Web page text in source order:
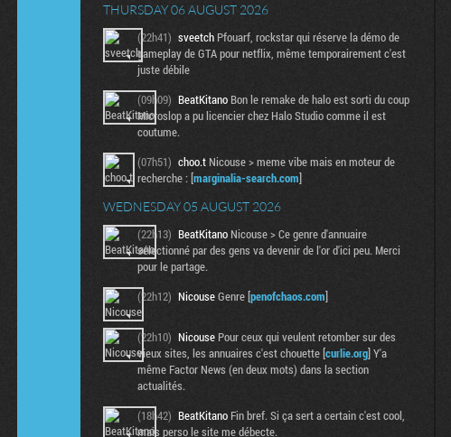
THURSDAY 06 AUGUST 2026
(22h41) sveetch Pfouarf, rockstar qui réserve la démo de
gameplay de GTA pour netflix, même temporairement c'est
juste débile
(09h09) BeatKitano Bon le remake de halo est sorti du coup
Microslop a pu licencier chez Halo Studio comme il est
coutume.
(07h51) choo.t Nicouse > meme vibe mais en moteur de
recherche : [marginalia-search.com]
WEDNESDAY 05 AUGUST 2026
(22h13) BeatKitano Nicouse > Ce genre d'annuaire
sélectionné par des gens va devenir de l'or d'ici peu. Merci
pour le partage.
(22h12) NicouseGenre [penofchaos.com]
(22h10) Nicouse Pour ceux qui veulent retomber sur des
vieux sites, les annuaires c'est chouette [curlie.org] Y'a
même Factor News (en deux mots) dans la section
actualités.
(18h42) BeatKitano Fin bref. Si ça sert a certain c'est cool,
mais perso le site me débecte.